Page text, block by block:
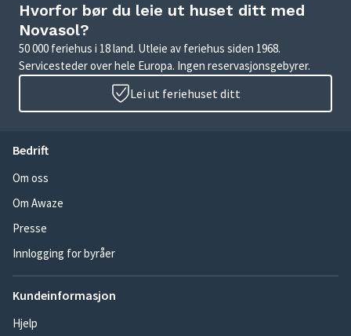
Hvorfor bør du leie ut huset ditt med
Novasol?
50 000 feriehus i 18 land. Utleie av feriehus siden 1968.
Servicesteder over hele Europa. Ingen reservasjonsgebyrer.
Lei ut feriehuset ditt
Bedrift
Om oss
Om Awaze
Presse
Innlogging for byråer
Kundeinformasjon
Hjelp